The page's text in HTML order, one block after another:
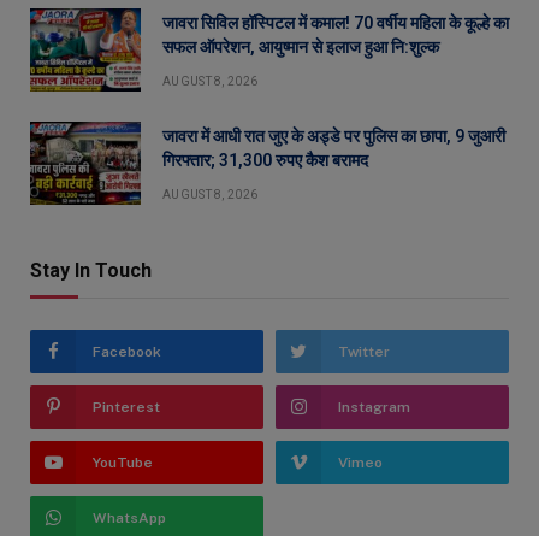
जावरा सिविल हॉस्पिटल में कमाल! 70 वर्षीय महिला के कूल्हे का
सफल ऑपरेशन, आयुष्मान से इलाज हुआ नि:शुल्क
AUGUST 8, 2026
जावरा में आधी रात जुए के अड्डे पर पुलिस का छापा, 9 जुआरी
गिरफ्तार; 31,300 रुपए कैश बरामद
AUGUST 8, 2026
Stay In Touch
Facebook Twitter
Pinterest Instagram
YouTube Vimeo
WhatsApp